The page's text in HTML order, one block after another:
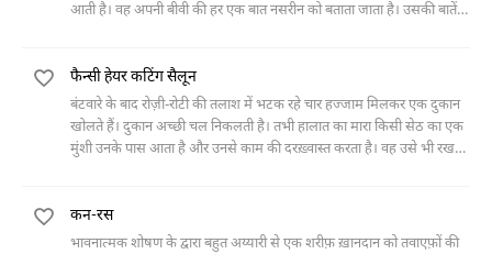
आती है। वह अपनी बीवी की हर एक बात नसरीन को बताता जाता है। उसकी बातें
फैन्सी हेयर कटिंग सैलून
बंटवारे के बाद रोज़ी-रोटी की तलाश में भटक रहे चार हज्जाम मिलकर एक दुकान
खोलते हैं। दुकान अच्छी चल निकलती है। तभी हालात का मारा किसी सेठ का एक
मुंशी उनके पास आता है और उनसे काम की दरख़्वास्त करता है। वह उसे भी रख
दुकान पर भी कब्ज़ा कर लेता है।
कन-रस
भावनात्मक शोषण के द्वारा बहुत अय्यारी से एक शरीफ़ ख़ानदान को तवाएफ़ों की